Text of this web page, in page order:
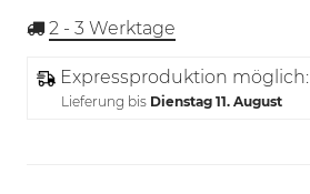
2 - 3 Werktage
Expressproduktion möglich:
Lieferung bis Dienstag 11. August